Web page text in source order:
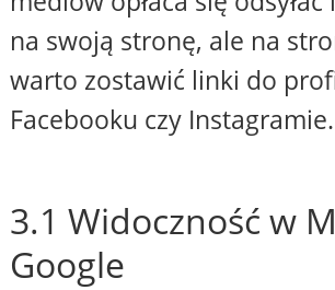
na swoją stronę, ale na
warto zostawić linki do
Facebooku czy Instagramie.
3.1 Widoczność w
Google